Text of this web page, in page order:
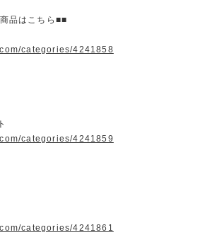
品はこちら■■
categories/4241858
categories/4241859
categories/4241861